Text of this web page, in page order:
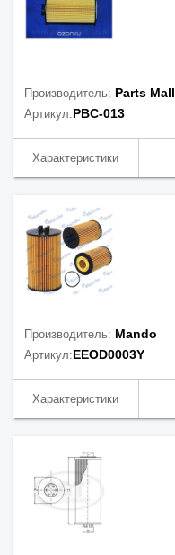
Производитель: Parts Mall
Артикул:PBC-013
Характеристики
Производитель: Mando
Артикул:EEOD0003Y
Характеристики